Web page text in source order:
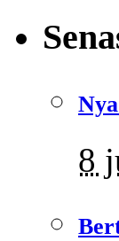
8